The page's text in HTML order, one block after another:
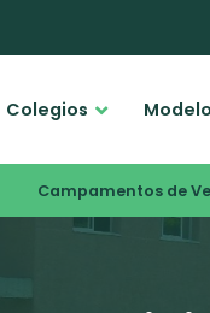
Colegios
Campamentos de